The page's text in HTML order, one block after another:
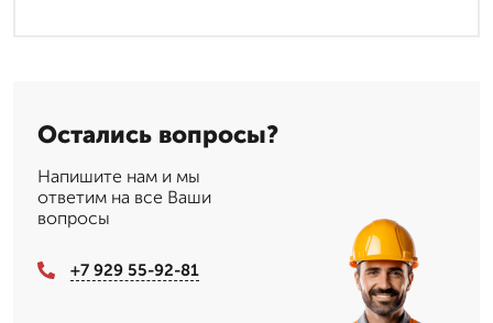
Остались вопросы?
Напишите нам и мы
ответим на все Ваши
вопросы
+7 929 55-92-81